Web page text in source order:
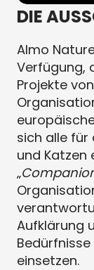
DIE
Almo
Verfügung,
Projekte
sich alle für
und Katzen
„
Aufklärung
einsetzen.